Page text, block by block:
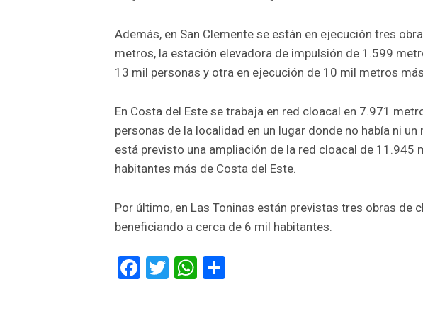
Además, en San Clemente se están en ejecución tres
metros, la estación elevadora de impulsión de 1.599
13 mil personas y otra en ejecución de 10 mil metros
En Costa del Este se trabaja en red cloacal en 7.971
personas de la localidad en un lugar donde no había ni
está previsto una ampliación de la red cloacal de 11.945
habitantes más de Costa del Este.
Por último, en Las Toninas están previstas tres obras de
beneficiando a cerca de 6 mil habitantes.
Facebook
TwitterWhatsApp